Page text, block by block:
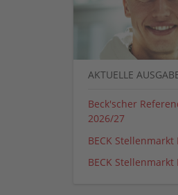
AKTUELLE
Beck'scher
2026/27
BECK
BECK